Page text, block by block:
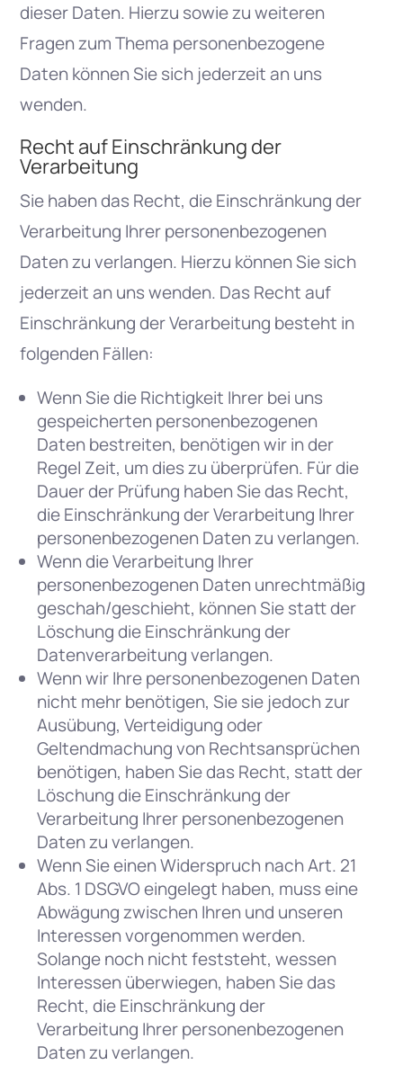
dieser Daten. Hierzu sowie zu weiteren
Fragen zum Thema personenbezogene
Daten können Sie sich jederzeit an uns
wenden.
Recht auf Einschränkung der
Verarbeitung
Sie haben das Recht, die Einschränkung der
Verarbeitung Ihrer personenbezogenen
Daten zu verlangen. Hierzu können Sie sich
jederzeit an uns wenden. Das Recht auf
Einschränkung der Verarbeitung besteht in
folgenden Fällen:
Wenn Sie die Richtigkeit Ihrer bei uns
gespeicherten personenbezogenen
Daten bestreiten, benötigen wir in der
Regel Zeit, um dies zu überprüfen. Für die
Dauer der Prüfung haben Sie das Recht,
die Einschränkung der Verarbeitung Ihrer
personenbezogenen Daten zu verlangen.
Wenn die Verarbeitung Ihrer
personenbezogenen Daten unrechtmäßig
geschah/geschieht, können Sie statt der
Löschung die Einschränkung der
Datenverarbeitung verlangen.
Wenn wir Ihre personenbezogenen Daten
nicht mehr benötigen, Sie sie jedoch zur
Ausübung, Verteidigung oder
Geltendmachung von Rechtsansprüchen
benötigen, haben Sie das Recht, statt der
Löschung die Einschränkung der
Verarbeitung Ihrer personenbezogenen
Daten zu verlangen.
Wenn Sie einen Widerspruch nach Art. 21
Abs. 1 DSGVO eingelegt haben, muss eine
Abwägung zwischen Ihren und unseren
Interessen vorgenommen werden.
Solange noch nicht feststeht, wessen
Interessen überwiegen, haben Sie das
Recht, die Einschränkung der
Verarbeitung Ihrer personenbezogenen
Daten zu verlangen.